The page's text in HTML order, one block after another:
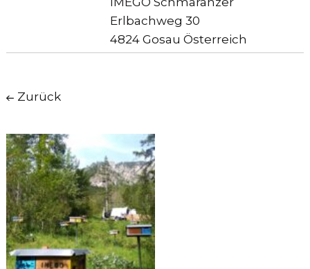
Erlbachweg 30
4824 Gosau Österreich
Zurück